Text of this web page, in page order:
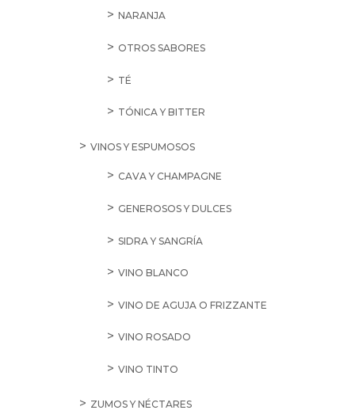
NARANJA
OTROS SABORES
TÉ
TÓNICA Y BITTER
VINOS Y ESPUMOSOS
CAVA Y CHAMPAGNE
GENEROSOS Y DULCES
SIDRA Y SANGRÍA
VINO BLANCO
VINO DE AGUJA O FRIZZANTE
VINO ROSADO
VINO TINTO
ZUMOS Y NÉCTARES